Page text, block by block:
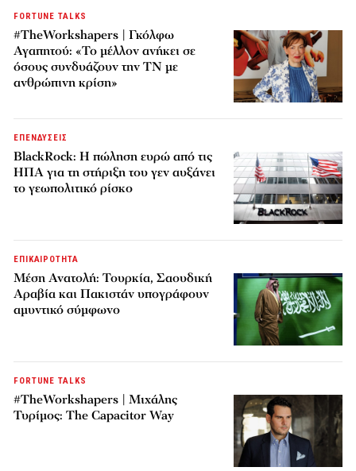
FORTUNE TALKS
#TheWorkshapers | Γκόλφω
Αγαπητού: «Το μέλλον ανήκει σε
όσους συνδυάζουν την ΤΝ με
ανθρώπινη κρίση»
ΕΠΕΝΔΥΣΕΙΣ
BlackRock: Η πώληση ευρώ από τις
ΗΠΑ για τη στήριξη του γεν αυξάνει
το γεωπολιτικό ρίσκο
ΕΠΙΚΑΙΡΟΤΗΤΑ
Μέση Ανατολή: Τουρκία, Σαουδική
Αραβία και Πακιστάν υπογράφουν
αμυντικό σύμφωνο
FORTUNE TALKS
#TheWorkshapers | Μιχάλης
Τυρίμος: The Capacitor Way